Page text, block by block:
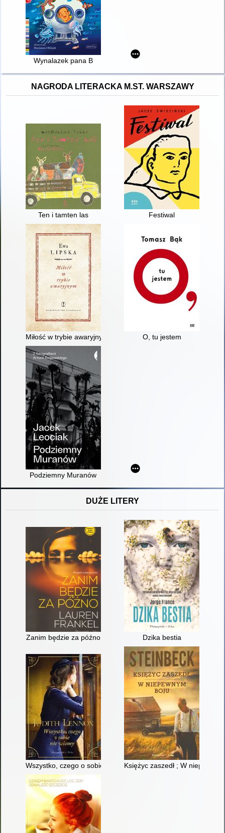
Wynalazek pana B
NAGRODA LITERACKA M.ST. WARSZAWY
Ten i tamten las Festiwal
Miłość w trybie awaryjnym O, tu jestem
Podziemny Muranów
DUŻE LITERY
Zanim będzie za późno Dzika bestia
Wszystko, czego o sobie nie wiemyKsiężyc zaszedł ; W